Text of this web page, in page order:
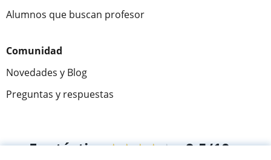
Alumnos que buscan profesor
Comunidad
Novedades y Blog
Preguntas y respuestas
Fantástica★★★★★ 9,5/10